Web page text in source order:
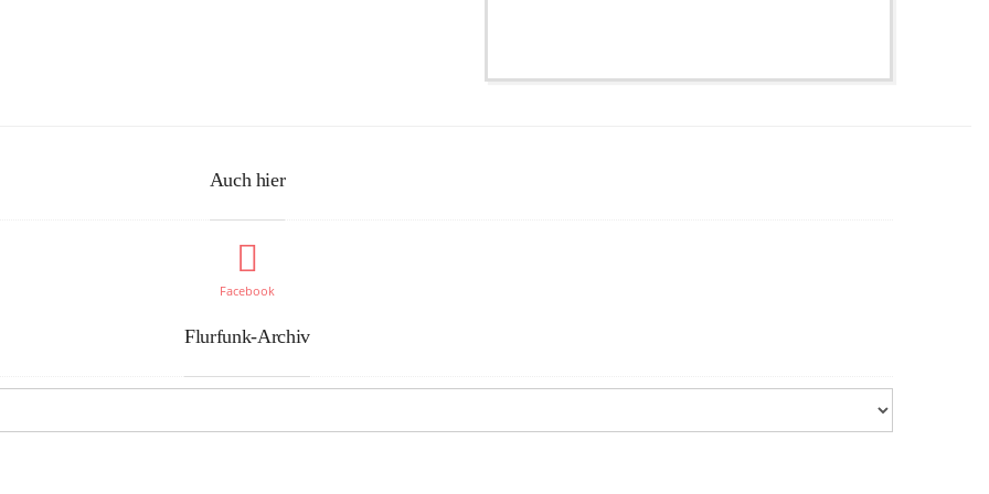
Auch hier
Facebook
Flurfunk-Archiv